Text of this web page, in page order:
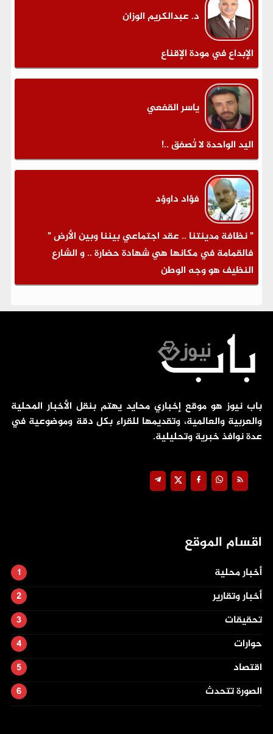
د. عبدالكريم الوزان
الإبداع في مودة الإقناع
ياسر القفعي
اليد الواحدة لا تُصفق ..!
فؤاد داوؤد
" نظافة مدينتنا .. عقد اجتماعي بيننا وبين الأرض "
فالقمامة في مكانها هي شهادة حضارة .. و الشارع
النظيف هو وجه الوطن
باب نيوز هو موقع إخباري محايد يهتم بنقل الأخبار المحلية
والعربية والعالمية، وتقديمها للقراء بكل دقة وموضوعية في
عدة نوافذ خبرية وتحليلية.
اقسام الموقع
أخبار محلية
أخبار وتقارير
تحقيقات
حوارات
اقتصاد
الصورة تتحدث